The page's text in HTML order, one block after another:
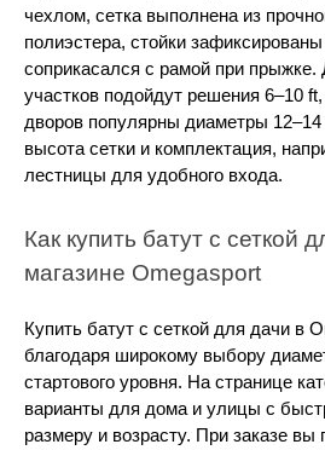
чехлом, сетка выполнена из
полиэстера, стойки
соприкасался с рамой при прыжке.
участков подойдут решения 6–10
дворов популярны диаметры 12–14
высота сетки и комплектация,
лестницы для удобного входа.
Как купить батут с сеткой
магазине Omegasport
Купить батут с сеткой для дачи в
благодаря широкому выбору
стартового уровня. На странице
варианты для дома и улицы с
размеру и возрасту. При заказе вы